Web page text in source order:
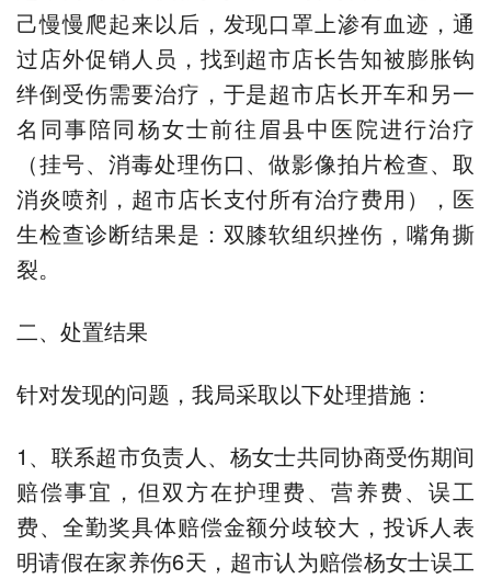
己慢慢爬起来以后，发现口罩上渗有血迹，通
过店外促销人员，找到超市店长告知被膨胀钩
绊倒受伤需要治疗，于是超市店长开车和另一
名同事陪同杨女士前往眉县中医院进行治疗
（挂号、消毒处理伤口、做影像拍片检查、取
消炎喷剂，超市店长支付所有治疗费用），医
生检查诊断结果是：双膝软组织挫伤，嘴角撕
裂。
二、处置结果
针对发现的问题，我局采取以下处理措施：
1、联系超市负责人、杨女士共同协商受伤期间
赔偿事宜，但双方在护理费、营养费、误工
费、全勤奖具体赔偿金额分歧较大，投诉人表
明请假在家养伤6天，超市认为赔偿杨女士误工